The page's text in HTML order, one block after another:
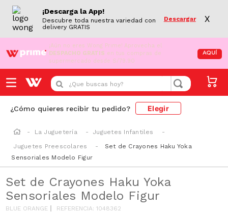
¡Descarga la App!
Descubre toda nuestra variedad con
delivery GRATIS
Descargar X
¡Aún no eres Wong Prime! Aprovecha el
DESPACHO GRATIS en tus compras de
supermercado desde S/79.90
AQUÍ
¿Que buscas hoy?
¿Cómo quieres recibir tu pedido? Elegir
La Juguetería
Juguetes Infantiles
Juguetes Preescolares
Set de Crayones Haku Yoka
Sensoriales Modelo Figur
Set de Crayones Haku Yoka
Sensoriales Modelo Figur
BLUE ORANGE REFERENCIA:1048362